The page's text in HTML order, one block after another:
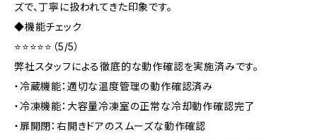
ズで、丁寧に扱われてきた印象です。
◆機能チェック
⭐⭐⭐⭐⭐（5/5）
弊社スタッフによる徹底的な動作確認を実施済みです。
・冷蔵機能：適切な温度管理の動作確認済み
・冷凍機能：大容量冷凍室の正常な冷却動作確認完了
・扉開閉：右開きドアのスムーズな動作確認